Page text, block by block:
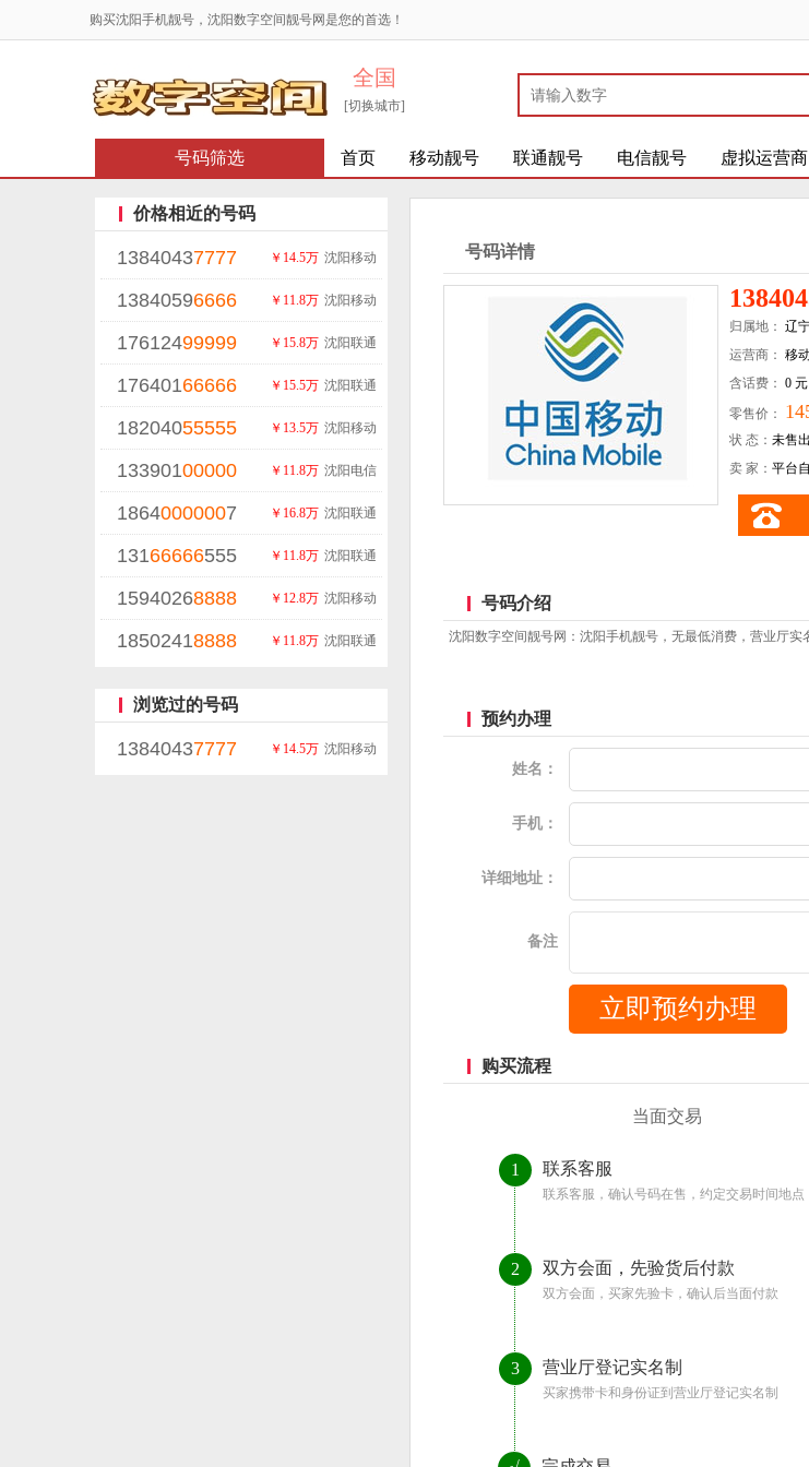
购买沈阳手机靓号，沈阳数字空间靓号网是您的首选！
全国
[切换城市]
号码筛选 首页 移动靓号 联通靓号 电信靓号 虚拟运营商
价格相近的号码
13840437777 沈阳移动
￥14.5万
13840596666 沈阳移动
￥11.8万
17612499999 沈阳联通
￥15.8万
17640166666 沈阳联通
￥15.5万
18204055555 沈阳移动
￥13.5万
13390100000 沈阳电信
￥11.8万
18640000007 沈阳联通
￥16.8万
13166666555 沈阳联通
￥11.8万
15940268888 沈阳移动
￥12.8万
18502418888 沈阳联通
￥11.8万
浏览过的号码
13840437777 沈阳移动
￥14.5万
号码详情
归属地： 辽
运营商： 移动
含话费： 0 元
零售价：
状 态： 未售出
卖 家： 平台
号码介绍
沈阳数字空间靓号网：沈阳手机靓号，无最低消费，营业厅实
预约办理
姓名：
手机：
详细地址：
备注
购买流程
当面交易
1 联系客服
联系客服，确认号码在售，约定交易时间地点
2 双方会面，先验货后付款
双方会面，买家先验卡，确认后当面付款
3 营业厅登记实名制
买家携带卡和身份证到营业厅登记实名制